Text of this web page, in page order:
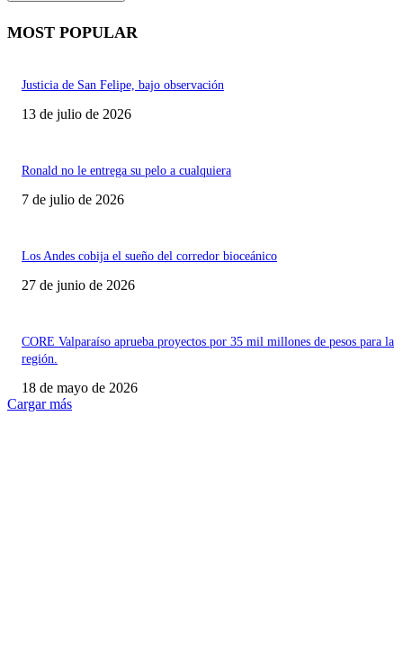
MOST POPULAR
Justicia de San Felipe, bajo observación
13 de julio de 2026
Ronald no le entrega su pelo a cualquiera
7 de julio de 2026
Los Andes cobija el sueño del corredor bioceánico
27 de junio de 2026
CORE Valparaíso aprueba proyectos por 35 mil millones de pesos para la
región.
18 de mayo de 2026
Cargar más